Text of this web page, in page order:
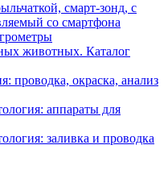
смарт-зонд, с
со смартфона
животных. Каталог
проводка, окраска, анализ
аппараты для
заливка и проводка